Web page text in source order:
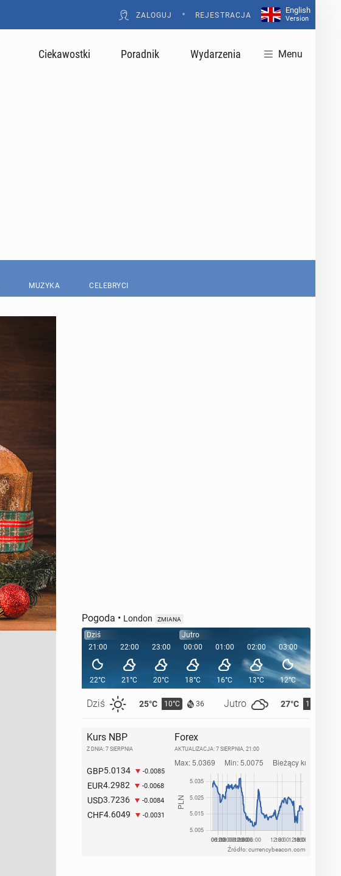
ZALOGUJ • REJESTRACJA
English
Version
Ciekawostki Poradnik Wydarzenia Menu
MUZYKA CELEBRYCI
Pogoda • London ZMIANA
Dziś
21:00
22°C
Dziś 25°C 10°C 36 Jutro 27°C 11°C
22:00
21°C
23:00
20°C
Jutro
00:00
18°C
01:00
16°C
02:00
13°C
03:00
12°C
04:00
Kurs NBP
Z DNIA: 7 SIERPNIA
GBP5.0134 -0.0085
EUR4.2982 -0.0068
USD3.7236 -0.0084
CHF4.6049 -0.0031
Forex
AKTUALIZACJA: 7 SIERPNIA, 21:00
Źródło: currencybeacon.com